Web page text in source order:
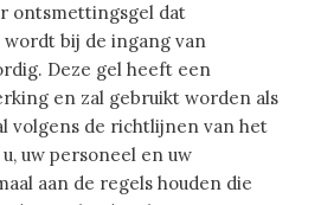
ontsmettingsgel dat
bij de ingang van
Deze gel heeft een
en zal gebruikt worden als
volgens de richtlijnen van het
uw personeel en uw
aan de regels houden die